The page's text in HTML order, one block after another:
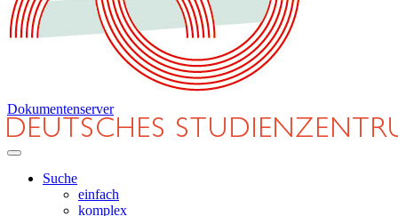
Dokumentenserver
Suche
einfach
komplex